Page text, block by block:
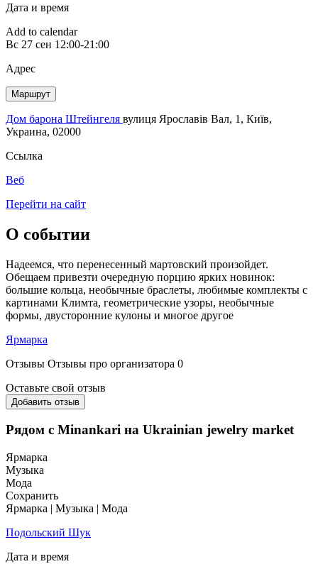
Дата и время
Add to calendar
Вс 27 сен 12:00-21:00
Адрес
Маршрут
Дом барона Штейнгеля вулиця Ярославів Вал, 1, Київ,
Украина, 02000
Ссылка
Веб
Перейти на сайт
О событии
Надеемся, что перенесенный мартовский произойдет.
Обещаем привезти очередную порцию ярких новинок:
большие кольца, необычные браслеты, любимые комплекты с
картинами Климта, геометрические узоры, необычные
формы, двусторонние кулоны и многое другое
Ярмарка
Отзывы Отзывы про организатора 0
Оставьте свой отзыв
Добавить отзыв
Рядом с Minankari на Ukrainian jewelry market
Ярмарка
Музыка
Мода
Сохранить
Ярмарка | Музыка | Мода
Подольский Шук
Дата и время